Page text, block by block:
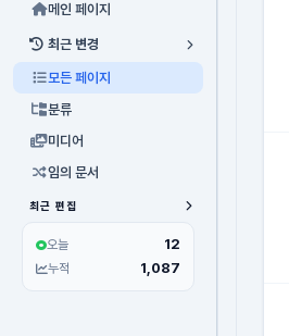
메인 페이지
최근 변경
모든 페이지
분류
미디어
임의 문서
최근 편집
오늘 12
누적 1,087